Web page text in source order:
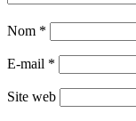
Nom *
E-mail *
Site web